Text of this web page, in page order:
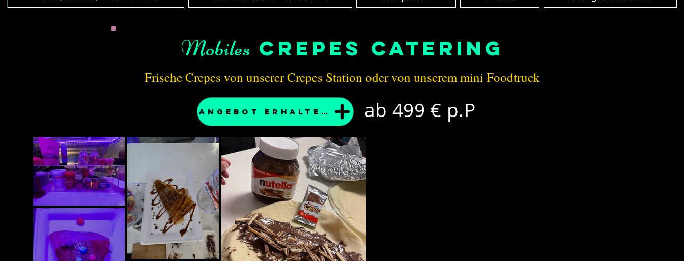
Mobiles Crepes Catering
Frische Crepes von unserer Crepes Station oder von unserem mini Foodtruck
Angebot erhalten ab 499 € p.P